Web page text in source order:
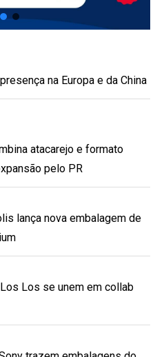
na Europa e da China
atacarejo e formato
pelo PR
lança nova embalagem de
Los se unem em collab